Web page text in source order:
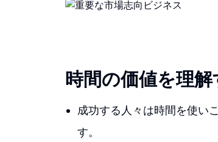
時間の価値を理解
成功する人々は時間を使い
す。